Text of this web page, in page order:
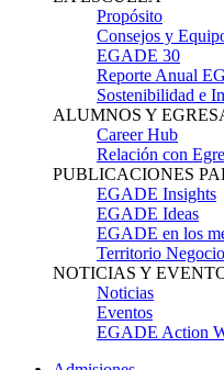
Propósito
Consejos y
EGADE 30
Reporte Anual
Sostenibilidad e
ALUMNOS Y
Career Hub
Relación con
PUBLICACIONES
EGADE Insights
EGADE Ideas
EGADE en los
Territorio
NOTICIAS Y
Noticias
Eventos
EGADE Action